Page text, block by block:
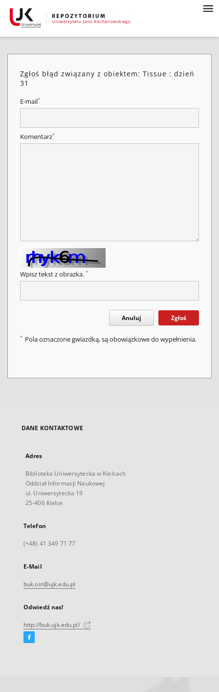
Zgłoś błąd związany z obiektem: Tissue : dzień
31
E-mail*
Komentarz*
Wpisz tekst z obrazka. *
Anuluj Zgłoś
* Pola oznaczone gwiazdką, są obowiązkowe do wypełnienia.
DANE KONTAKTOWE
Adres
Biblioteka Uniwersytecka w Kielcach
Oddział Informacji Naukowej
ul. Uniwersytecka 19
25-406 Kielce
Telefon
(+48) 41 349 71 77
E-Mail
buk.oin@ujk.edu.pl
Odwiedź nas!
http://buk.ujk.edu.pl/
Facebook